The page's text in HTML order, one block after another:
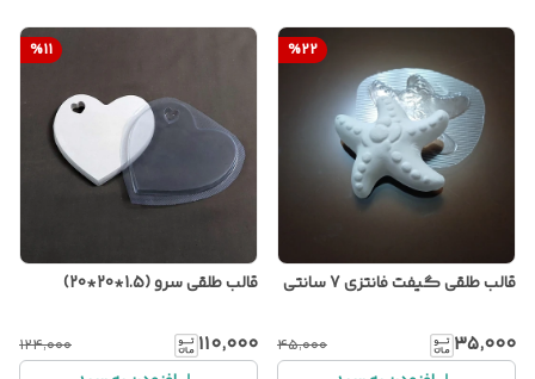
%22
قالب طلقی گیفت فانتزی 7 سانتی
۳۵٬۰۰۰ ۴۵٬۰۰۰
%11
قالب طلقی سرو (1.5*20*20)
۱۱۰٬۰۰۰ ۱۲۴٬۰۰۰